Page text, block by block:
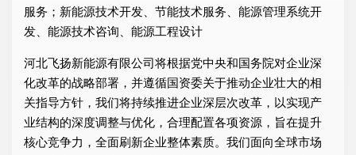
服务；新能源技术开发、节能技术服务、能源管理系统开
发、能源技术咨询、能源工程设计
河北飞扬新能源有限公司将根据党中央和国务院对企业深
化改革的战略部署，并遵循国资委关于推动企业壮大的相
关指导方针，我们将持续推进企业深层次改革，以实现产
业结构的深度调整与优化，合理配置各项资源，旨在提升
核心竞争力，全面刷新企业整体素质。我们面向全球市场